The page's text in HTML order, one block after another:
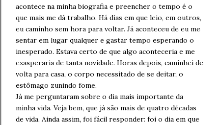
acontece na minha biografia e preencher o tempo é o
que mais me dá trabalho. Há dias em que leio, em outros,
eu caminho sem hora para voltar. Já aconteceu de eu me
sentar em lugar qualquer e gastar tempo esperando o
inesperado. Estava certo de que algo aconteceria e me
exasperaria de tanta novidade. Horas depois, caminhei de
volta para casa, o corpo necessitado de se deitar, o
estômago zunindo fome.
Já me perguntaram sobre o dia mais importante da
minha vida. Veja bem, que já são mais de quatro décadas
de vida. Ainda assim, foi fácil responder: foi o dia em que